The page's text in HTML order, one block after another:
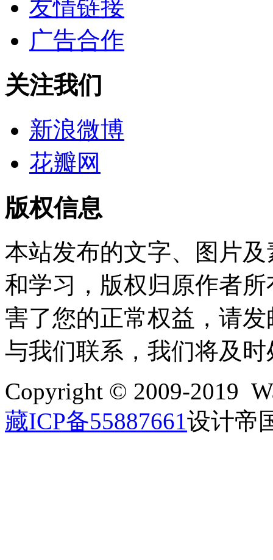
友情链接
广告合作
关注我们
新浪微博
花瓣网
版权信息
本站发布的文字、图片
和学习，版权归原作者
害了您的正常权益，请发
与我们联系，我们将及时
Copyright © 2009-2019
藏ICP备55887661设计帝